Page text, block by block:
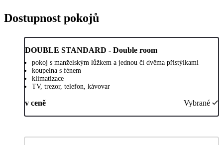
Dostupnost pokojů
DOUBLE STANDARD - Double room
pokoj s manželským lůžkem a jednou či dvěma přistýlkami
koupelna s fénem
klimatizace
TV, trezor, telefon, kávovar
v ceně Vybrané